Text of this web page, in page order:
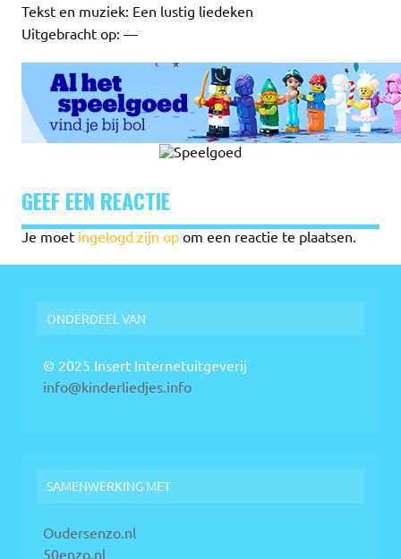
Tekst en muziek: Een lustig liedeken
Uitgebracht op: —
GEEF EEN REACTIE
Je moet ingelogd zijn op om een reactie te plaatsen.
ONDERDEEL VAN
© 2025 Insert Internetuitgeverij
info@kinderliedjes.info
SAMENWERKING MET
Oudersenzo.nl
50enzo.nl